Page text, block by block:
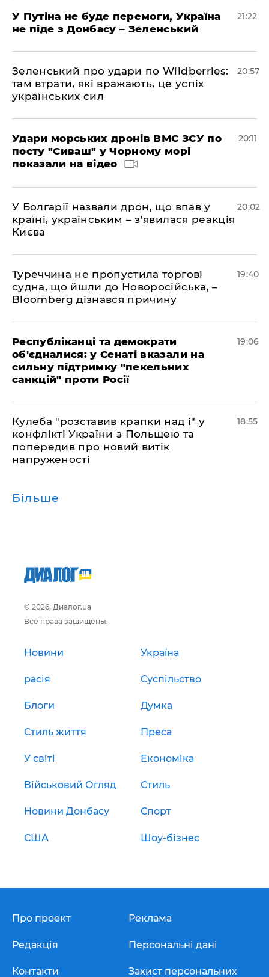
У Путіна не буде перемоги, Україна
не піде з Донбасу – Зеленський
21:22
Зеленський про удари по Wildberries:
там втрати, які вражають, це успіх
українських сил
20:57
Удари морських дронів ВМС ЗСУ по
посту "Сиваш" у Чорному морі
показали на відео
20:11
У Болгарії назвали дрон, що впав у
країні, українським – з'явилася реакція
Києва
20:02
Туреччина не пропустила торгові
судна, що йшли до Новоросійська, –
Bloomberg дізнався причину
19:40
Республіканці та демократи
об'єдналися: у Сенаті вказали на
сильну підтримку "пекельних
санкцій" проти Росії
19:06
Кулеба "розставив крапки над і" у
конфлікті України з Польщею та
попередив про новий витік
напруженості
18:55
Більше
© 2026, Диалог.ua
Все права защищены.
Новини Україна
расія Суспільство
Блоги Думка
Стиль життя Преса
У світі Економіка
Військовий Огляд Стиль
Новини Донбасу Спорт
США Шоу-бізнес
Про проект
Редакція
Контакти
Реклама
Персональні дані
Захист персональних